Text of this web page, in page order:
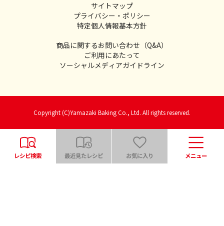
サイトマップ
プライバシー・ポリシー
特定個人情報基本方針
商品に関するお問い合わせ（Q&A）
ご利用にあたって
ソーシャルメディアガイドライン
Copyright (C)Yamazaki Baking Co., Ltd. All rights reserved.
レシピ検索 最近見たレシピ お気に入り メニュー